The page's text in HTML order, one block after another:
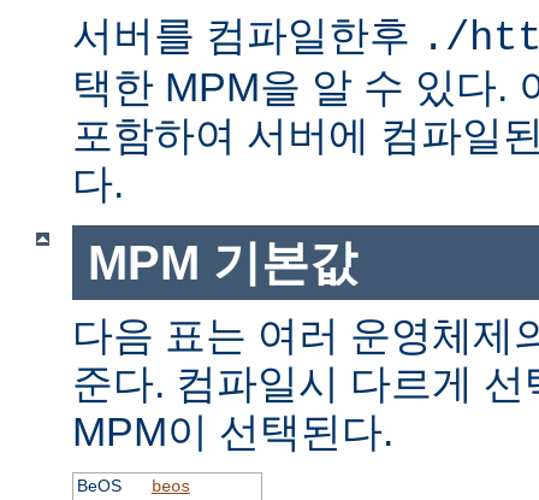
서버를 컴파일한후 ./
택한 MPM을 알 수 있다.
포함하여 서버에 컴파일
다.
MPM 기본값
다음 표는 여러 운영체제
준다. 컴파일시 다르게
MPM이 선택된다.
BeOS
beos